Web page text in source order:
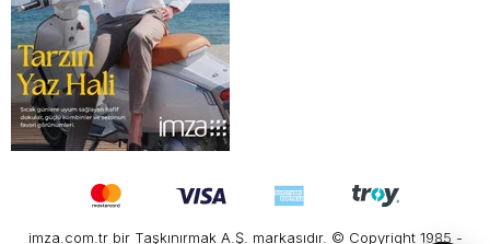
imza.com.tr bir Taşkınırmak A.Ş. markasıdır. © Copyright 1985 -